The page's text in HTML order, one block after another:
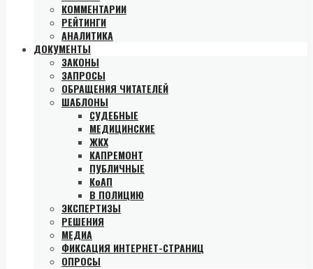
КОММЕНТАРИИ
РЕЙТИНГИ
АНАЛИТИКА
ДОКУМЕНТЫ
ЗАКОНЫ
ЗАПРОСЫ
ОБРАЩЕНИЯ ЧИТАТЕЛЕЙ
ШАБЛОНЫ
СУДЕБНЫЕ
МЕДИЦИНСКИЕ
ЖКХ
КАПРЕМОНТ
ПУБЛИЧНЫЕ
КоАП
В ПОЛИЦИЮ
ЭКСПЕРТИЗЫ
РЕШЕНИЯ
МЕДИА
ФИКСАЦИЯ ИНТЕРНЕТ-СТРАНИЦ
ОПРОСЫ